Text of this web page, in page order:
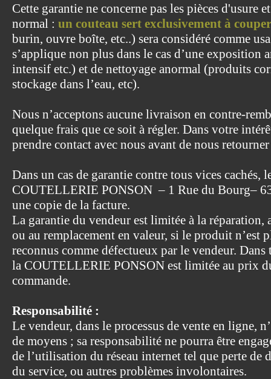
Cette garantie ne concerne pas les pièces d'usure
normal : un couteau sert exclusivement à couper
burin, ouvre boîte, etc..) sera considéré comme
s’applique non plus dans le cas d’une exposition
intensif etc.) et de nettoyage anormal (produits
stockage dans l’eau, etc).
Nous n’acceptons aucune livraison en contre-
quelque frais que ce soit à régler. Dans votre
prendre contact avec nous avant de nous
Dans un cas de garantie contre tous vices cachés,
COUTELLERIE PONSON – 1 Rue du Bourg–
une copie de la facture.
La garantie du vendeur est limitée à la réparation,
ou au remplacement en valeur, si le produit n’est
reconnus comme défectueux par le vendeur.
la COUTELLERIE PONSON est limitée au prix
commande.
Responsabilité :
Le vendeur, dans le processus de vente en ligne,
de moyens ; sa responsabilité ne pourra être
de l’utilisation du réseau internet tel que perte
du service, ou autres problèmes involontaires.